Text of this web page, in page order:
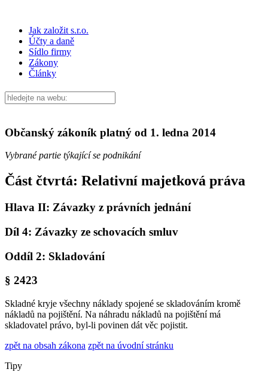
Jak založit s.r.o.
Účty a daně
Sídlo firmy
Zákony
Články
Občanský zákoník platný od 1. ledna 2014
Vybrané partie týkající se podnikání
Část čtvrtá: Relativní majetková práva
Hlava II: Závazky z právních jednání
Díl 4: Závazky ze schovacích smluv
Oddíl 2: Skladování
§ 2423
Skladné kryje všechny náklady spojené se skladováním kromě
nákladů na pojištění. Na náhradu nákladů na pojištění má
skladovatel právo, byl-li povinen dát věc pojistit.
zpět na obsah zákona zpět na úvodní stránku
Tipy